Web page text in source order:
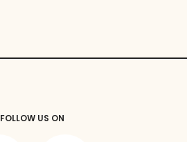
FOLLOW US ON